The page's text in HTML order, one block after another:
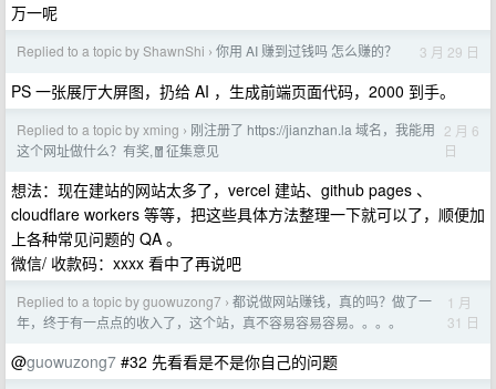
万一呢
Replied to a topic by ShawnShi › 你用 AI 赚到过钱吗 怎么赚的？ 3 月 29 日
PS 一张展厅大屏图，扔给 AI ，生成前端页面代码，2000 到手。
Replied to a topic by xming › 刚注册了 https://jianzhan.la 域名，我能用
这个网址做什么？有奖,🧧征集意见
2 月 6
日
想法：现在建站的网站太多了，vercel 建站、github pages 、
cloudflare workers 等等，把这些具体方法整理一下就可以了，顺便加
上各种常见问题的 QA 。
微信/ 收款码：xxxx 看中了再说吧
Replied to a topic by guowuzong7 › 都说做网站赚钱，真的吗？做了一
年，终于有一点点的收入了，这个站，真不容易容易容易。。。。
1 月
31 日
@guowuzong7 #32 先看看是不是你自己的问题